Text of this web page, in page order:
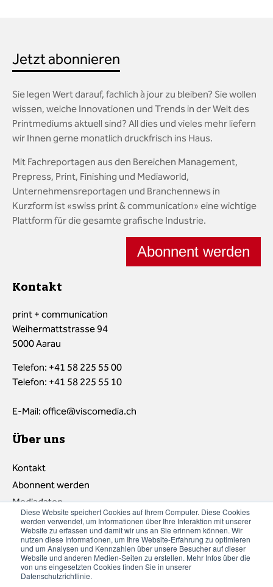
Diese Website speichert Cookies auf Ihrem Computer. Diese Cookies
werden verwendet, um Informationen über Ihre Interaktion mit unserer
Website zu erfassen und damit wir uns an Sie erinnern können. Wir
nutzen diese Informationen, um Ihre Website-Erfahrung zu optimieren
und um Analysen und Kennzahlen über unsere Besucher auf dieser
Website und anderen Medien-Seiten zu erstellen. Mehr Infos über die
von uns eingesetzten Cookies finden Sie in unserer
Datenschutzrichtlinie.
Jetzt abonnieren
Sie legen Wert darauf, fachlich à jour zu bleiben? Sie wollen
wissen, welche Innovationen und Trends in der Welt des
Printmediums aktuell sind? All dies und vieles mehr liefern
wir Ihnen gerne monatlich druckfrisch ins Haus.
Mit Fachreportagen aus den Bereichen Management,
Prepress, Print, Finishing und Mediaworld,
Unternehmensreportagen und Branchennews in
Kurzform ist «swiss print & communication» eine wichtige
Plattform für die gesamte grafische Industrie.
Abonnent werden
Kontakt
print + communication
Weihermattstrasse 94
5000 Aarau
Telefon: +41 58 225 55 00
Telefon: +41 58 225 55 10
E-Mail: office@viscomedia.ch
Über uns
Kontakt
Abonnent werden
Mediadaten
Impressum/Datenschutz
Newsletter abonnieren